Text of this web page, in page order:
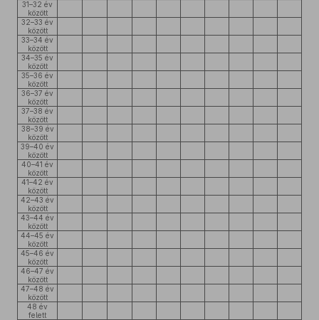
31–32 év
között
32–33 év
között
33–34 év
között
34–35 év
között
35–36 év
között
36–37 év
között
37–38 év
között
38–39 év
között
39–40 év
között
40–41 év
között
41–42 év
között
42–43 év
között
43–44 év
között
44–45 év
között
45–46 év
között
46–47 év
között
47–48 év
között
48 év
felett